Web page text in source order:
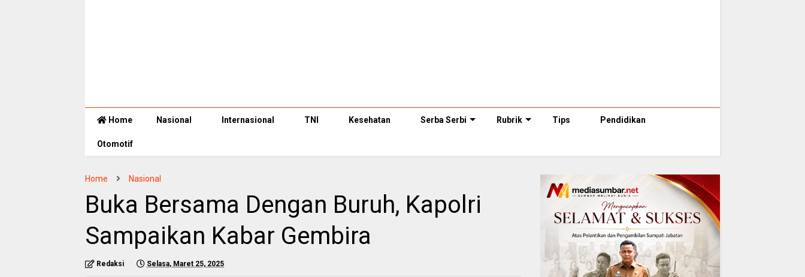
Home Nasional Internasional TNI Kesehatan Serba Serbi Rubrik Tips Pendidikan
Otomotif
Home Nasional
Buka Bersama Dengan Buruh, Kapolri
Sampaikan Kabar Gembira
Redaksi Selasa, Maret 25, 2025